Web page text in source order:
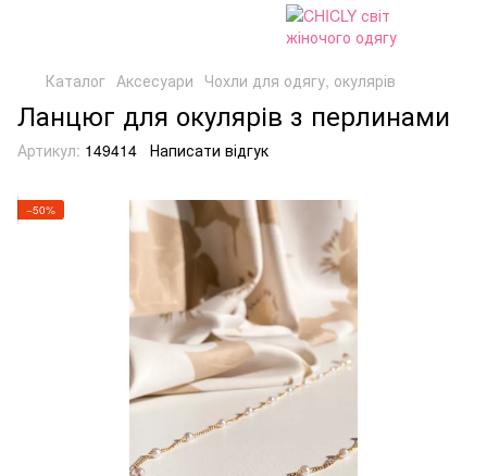
Каталог Аксесуари Чохли для одягу, окулярів
Ланцюг для окулярів з перлинами
Артикул: 149414 Написати відгук
−50%